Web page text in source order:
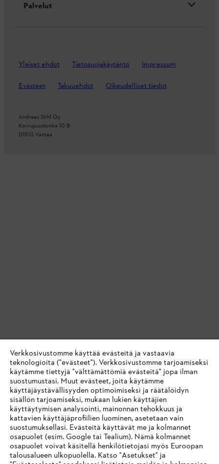
Palvelut
Yleiset ehdot Tietosuojakäytäntö Impressum
Evästeet Takuuehdot Oikeudelliset tiedot
Andreas Stihl Oy
Koivupuistontie 10 B
01510 Vantaa
Verkkosivustomme käyttää evästeitä ja vastaavia
teknologioita ("evästeet"). Verkkosivustomme tarjoamiseksi
käytämme tiettyjä "välttämättömiä evästeitä" jopa ilman
suostumustasi. Muut evästeet, joita käytämme
käyttäjäystävällisyyden optimoimiseksi ja räätälöidyn
sisällön tarjoamiseksi, mukaan lukien käyttäjien
käyttäytymisen analysointi, mainonnan tehokkuus ja
kattavien käyttäjäprofiilien luominen, asetetaan vain
suostumuksellasi. Evästeitä käyttävät me ja kolmannet
osapuolet (esim. Google tai Tealium). Nämä kolmannet
osapuolet voivat käsitellä henkilötietojasi myös Euroopan
talousalueen ulkopuolella. Katso "Asetukset" ja